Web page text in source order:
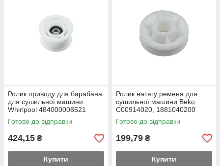
Ролик приводу для барабана
для сушильної машини
Whirlpool 484000008521
Готово до відправки
424,15 ₴
Купити
Ролик натягу ременя для
сушильної машини Beko
C00914020, 1881040200
Готово до відправки
199,79 ₴
Купити